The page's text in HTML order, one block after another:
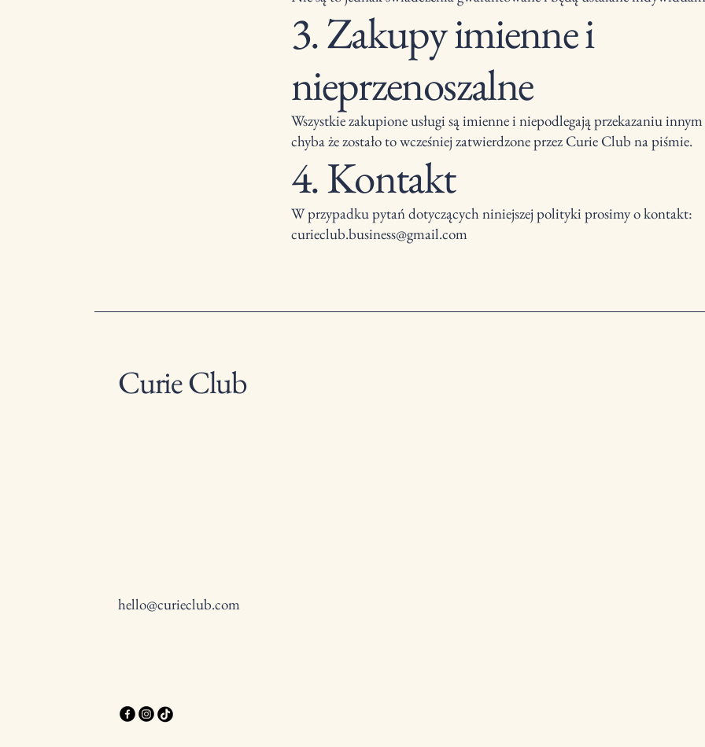
3. Zakupy imienne i
nieprzenoszalne
Wszystkie zakupione usługi są imienne i niepodlegają przekazaniu
chyba że zostało to wcześniej zatwierdzone przez Curie Club na piśmie.
4. Kontakt
W przypadku pytań dotyczących niniejszej polityki prosimy o kontakt:
curieclub.business@gmail.com
Curie Club
hello@curieclub.com